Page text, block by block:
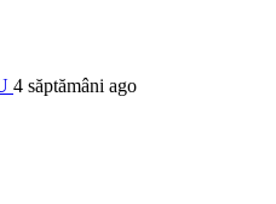
4 săptămâni ago